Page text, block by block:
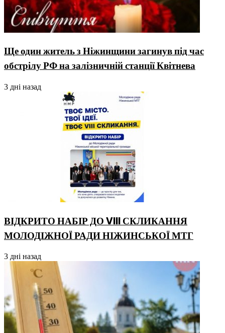
Ще один житель з Ніжинщини загинув під час
обстрілу РФ на залізничній станції Квітнева
3 дні назад
ВІДКРИТО НАБІР ДО VIII СКЛИКАННЯ
МОЛОДІЖНОЇ РАДИ НІЖИНСЬКОЇ МТГ
3 дні назад